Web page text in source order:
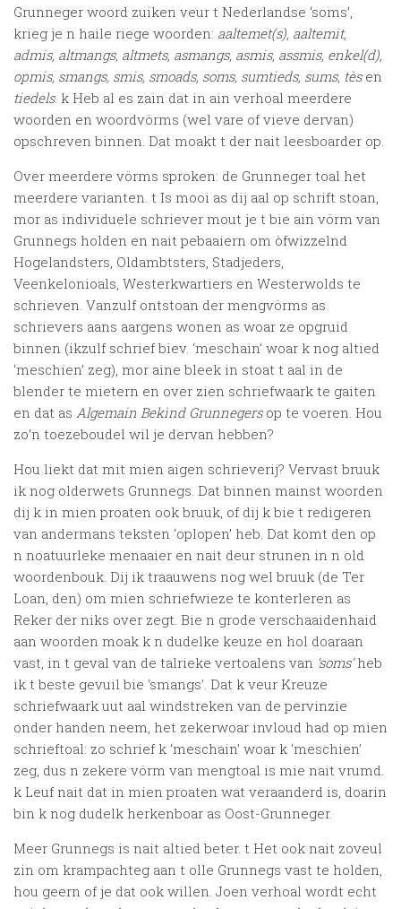
Grunneger woord zuiken veur t Nederlandse ‘soms’,
krieg je n haile riege woorden: aaltemet(s), aaltemit,
admis, altmangs, altmets, asmangs, asmis, assmis, enkel(d),
opmis, smangs, smis, smoads, soms, sumtieds, sums, tès en
tiedels. k Heb al es zain dat in ain verhoal meerdere
woorden en woordvörms (wel vare of vieve dervan)
opschreven binnen. Dat moakt t der nait leesboarder op.
Over meerdere vörms sproken: de Grunneger toal het
meerdere varianten. t Is mooi as dij aal op schrift stoan,
mor as individuele schriever mout je t bie ain vörm van
Grunnegs holden en nait pebaaiern om òfwizzelnd
Hogelandsters, Oldambtsters, Stadjeders,
Veenkelonioals, Westerkwartiers en Westerwolds te
schrieven. Vanzulf ontstoan der mengvörms as
schrievers aans aargens wonen as woar ze opgruid
binnen (ikzulf schrief biev. ‘meschain’ woar k nog altied
‘meschien’ zeg), mor aine bleek in stoat t aal in de
blender te mietern en over zien schriefwaark te gaiten
en dat as Algemain Bekìnd Grunnegersop te voeren. Hou
zo’n toezeboudel wil je dervan hebben?
Hou liekt dat mit mien aigen schrieverij? Vervast bruuk
ik nog olderwets Grunnegs. Dat binnen mainst woorden
dij k in mien proaten ook bruuk, of dij k bie t redigeren
van andermans teksten ‘oplopen’ heb. Dat komt den op
n noatuurleke menaaier en nait deur strunen in n old
woordenbouk. Dij ik traauwens nog wel bruuk (de Ter
Loan, den) om mien schriefwieze te konterleren as
Reker der niks over zegt. Bie n grode verschaaidenhaid
aan woorden moak k n dudelke keuze en hol doaraan
vast, in t geval van de talrieke vertoalens van ‘soms’heb
ik t beste gevuil bie ‘smangs’. Dat k veur Kreuze
schriefwaark uut aal windstreken van de pervinzie
onder handen neem, het zekerwoar invloud had op mien
schrieftoal: zo schrief k ‘meschain’ woar k ‘meschien’
zeg, dus n zekere vörm van mengtoal is mie nait vrumd.
k Leuf nait dat in mien proaten wat veraanderd is, doarin
bin k nog dudelk herkenboar as Oost-Grunneger.
Meer Grunnegs is nait altied beter. t Het ook nait zoveul
zin om krampachteg aan t olle Grunnegs vast te holden,
hou geern of je dat ook willen. Joen verhoal wordt echt